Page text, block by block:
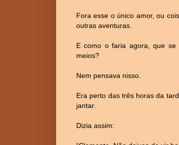
Fora esse o único amor, ou
outras aventuras.
E como o faria agora, que se
meios?
Nem pensava nisso.
Era perto das três horas da
jantar.
Dizia assim: